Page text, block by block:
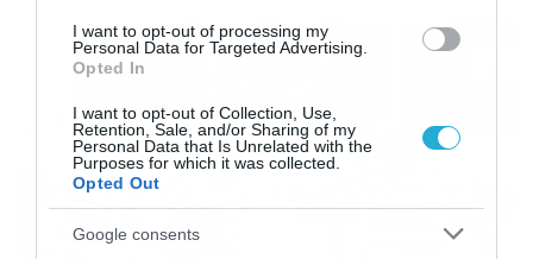
I want to opt-out of processing my
Personal Data for Targeted Advertising.
Opted In
I want to opt-out of Collection, Use,
Retention, Sale, and/or Sharing of my
Personal Data that Is Unrelated with the
Purposes for which it was collected.
Opted Out
Google consents
καταλάβουμε γρήγορα ότι τα λάθη πληρώνονται σε αυτή
την κατηγορία. Πρέπει […]